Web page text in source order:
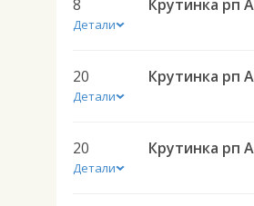
8
Детали
Крутинка рп
20
Детали
Крутинка рп
20
Детали
Крутинка рп